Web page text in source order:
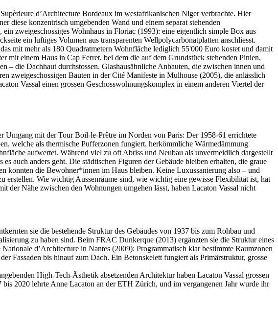
d’Architecture Bordeaux im westafrikanischen Niger verbrachte. Hier
diese konzentrisch umgebenden Wand und einem separat stehenden
zweigeschossiges Wohnhaus in Floriac (1993): eine eigentlich simple Box aus
ein luftiges Volumen aus transparenten Wellpolycarbonatplatten anschliesst.
mit mehr als 180 Quadratmetern Wohnfläche lediglich 55'000 Euro kostet und damit
mit einem Haus in Cap Ferret, bei dem die auf dem Grundstück stehenden Pinien,
– die Dachhaut durchstossen. Glashausähnliche Anbauten, die zwischen innen und
zweigeschossigen Bauten in der Cité Manifeste in Mulhouse (2005), die anlässlich
Vassal einen grossen Geschosswohnungskomplex in einem anderen Viertel der
Umgang mit der Tour Boil-le-Prêtre im Norden von Paris: Der 1958-61 errichtete
welche als thermische Pufferzonen fungiert, herkömmliche Wärmedämmung
aufwertet. Während viel zu oft Abriss und Neubau als unvermeidlich dargestellt
auch anders geht. Die städtischen Figuren der Gebäude bleiben erhalten, die graue
konnten die Bewohner*innen im Haus bleiben. Keine Luxussanierung also – und
erstellen. Wie wichtig Aussenräume sind, wie wichtig eine gewisse Flexibilität ist, hat
der Nähe zwischen den Wohnungen umgehen lässt, haben Lacaton Vassal nicht
sie die bestehende Struktur des Gebäudes von 1937 bis zum Rohbau und
zu haben sind. Beim FRAC Dunkerque (2013) ergänzten sie die Struktur eines
d’Architecture in Nantes (2009): Programmatisch klar bestimmte Raumzonen
Fassaden bis hinauf zum Dach. Ein Betonskelett fungiert als Primärstruktur, grosse
High-Tech-Ästhetik absetzenden Architektur haben Lacaton Vassal grossen
2020 lehrte Anne Lacaton an der ETH Zürich, und im vergangenen Jahr wurde ihr